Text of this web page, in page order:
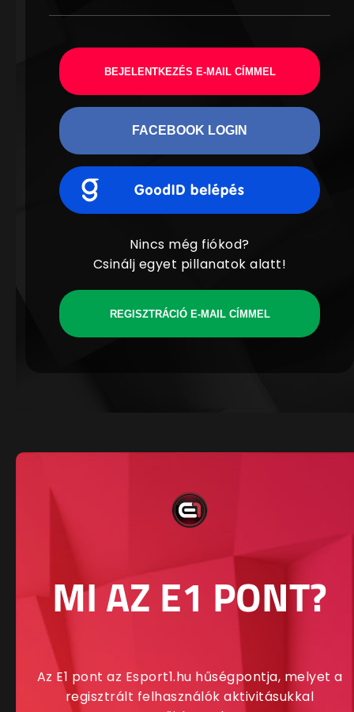
BEJELENTKEZÉS E-MAIL CÍMMEL
FACEBOOK LOGIN
Nincs még fiókod?
Csinálj egyet pillanatok alatt!
REGISZTRÁCIÓ E-MAIL CÍMMEL
MI AZ E1 PONT?
Az E1 pont az Esport1.hu hűségpontja, melyet a
regisztrált felhasználók aktivitásukkal